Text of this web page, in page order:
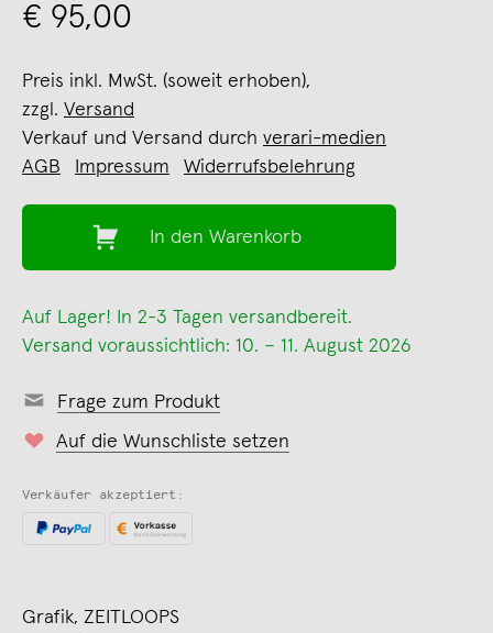
€ 95,00
Preis inkl. MwSt. (soweit erhoben),
zzgl. Versand
Verkauf und Versand durch verari-medien
AGB
Impressum Widerrufsbelehrung
In den Warenkorb
Auf Lager! In 2-3 Tagen versandbereit.
Versand voraussichtlich: 10. – 11. August 2026
Frage zum Produkt
Auf die Wunschliste setzen
Verkäufer akzeptiert:
Grafik, ZEITLOOPS